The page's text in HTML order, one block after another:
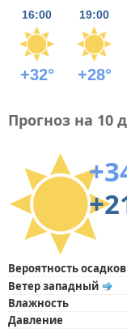
16:00 19:00
+32° +28°
Прогноз на 10
Вероятность
Ветер западный
Влажность
Давление